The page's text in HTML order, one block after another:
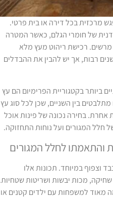
מרכזית בכל דירה או בית פרטי.
של חומרי הגלם, כאשר המטרה
רכישת ריהוט מעץ מלא
רבות, אך יש להבין את ההבדלים
ביותר בקטגוריית הפרימיום הם עץ
בין השניים, שכן לכל סוג עץ
אחרת. בחירה נכונה של פינות אוכל
המגורים ועל נוחות התחזוקה.
והתאמתו לחלל המגורים
במיוחד. תכונות אלו
מכות יבשות ושריטות שטחיות.
למשפחות עם ילדים קטנים או